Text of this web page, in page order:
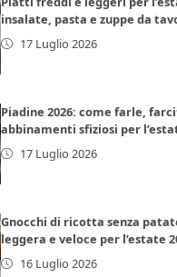
insalate, pasta e zuppe da
17 Luglio 2026
Piadine 2026: come farle,
abbinamenti sfiziosi per
17 Luglio 2026
Gnocchi di ricotta senza
leggera e veloce per l’estate
16 Luglio 2026